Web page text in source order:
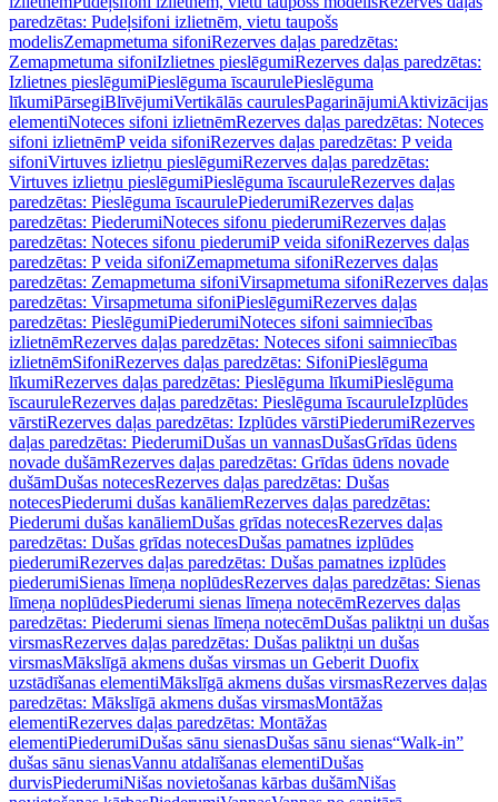
paredzētas: Pudeļsifoni izlietnēm, vietu taupošs
modelisZemapmetuma sifoniRezerves daļas paredzētas:
Zemapmetuma sifoniIzlietnes pieslēgumiRezerves daļas paredzētas:
Izlietnes pieslēgumiPieslēguma īscaurulePieslēguma
līkumiPārsegiBlīvējumiVertikālās caurulesPagarinājumiAktivizācijas
elementiNoteces sifoni izlietnēmRezerves daļas paredzētas: Noteces
sifoni izlietnēmP veida sifoniRezerves daļas paredzētas: P veida
sifoniVirtuves izlietņu pieslēgumiRezerves daļas paredzētas:
Virtuves izlietņu pieslēgumiPieslēguma īscauruleRezerves daļas
paredzētas: Pieslēguma īscaurulePiederumiRezerves daļas
paredzētas: PiederumiNoteces sifonu piederumiRezerves daļas
paredzētas: Noteces sifonu piederumiP veida sifoniRezerves daļas
paredzētas: P veida sifoniZemapmetuma sifoniRezerves daļas
paredzētas: Zemapmetuma sifoniVirsapmetuma sifoniRezerves daļas
paredzētas: Virsapmetuma sifoniPieslēgumiRezerves daļas
paredzētas: PieslēgumiPiederumiNoteces sifoni saimniecības
izlietnēmRezerves daļas paredzētas: Noteces sifoni saimniecības
izlietnēmSifoniRezerves daļas paredzētas: SifoniPieslēguma
līkumiRezerves daļas paredzētas: Pieslēguma līkumiPieslēguma
īscauruleRezerves daļas paredzētas: Pieslēguma īscauruleIzplūdes
vārstiRezerves daļas paredzētas: Izplūdes vārstiPiederumiRezerves
daļas paredzētas: PiederumiDušas un vannasDušasGrīdas ūdens
novade dušāmRezerves daļas paredzētas: Grīdas ūdens novade
dušāmDušas notecesRezerves daļas paredzētas: Dušas
notecesPiederumi dušas kanāliemRezerves daļas paredzētas:
Piederumi dušas kanāliemDušas grīdas notecesRezerves daļas
paredzētas: Dušas grīdas notecesDušas pamatnes izplūdes
piederumiRezerves daļas paredzētas: Dušas pamatnes izplūdes
piederumiSienas līmeņa noplūdesRezerves daļas paredzētas: Sienas
līmeņa noplūdesPiederumi sienas līmeņa notecēmRezerves daļas
paredzētas: Piederumi sienas līmeņa notecēmDušas paliktņi un dušas
virsmasRezerves daļas paredzētas: Dušas paliktņi un dušas
virsmasMākslīgā akmens dušas virsmas un Geberit Duofix
uzstādīšanas elementiMākslīgā akmens dušas virsmasRezerves daļas
paredzētas: Mākslīgā akmens dušas virsmasMontāžas
elementiRezerves daļas paredzētas: Montāžas
elementiPiederumiDušas sānu sienasDušas sānu sienas“Walk-in”
dušas sānu sienasVannu atdalīšanas elementiDušas
durvisPiederumiNišas novietošanas kārbas dušāmNišas